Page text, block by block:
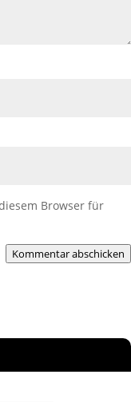
Browser für
Kommentar abschicken